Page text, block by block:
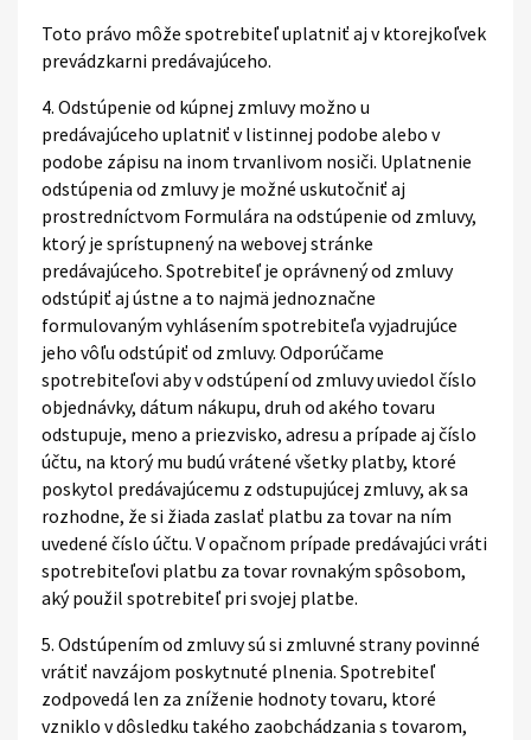
Toto právo môže spotrebiteľ uplatniť aj v ktorejkoľvek
prevádzkarni predávajúceho.
4. Odstúpenie od kúpnej zmluvy možno u
predávajúceho uplatniť v listinnej podobe alebo v
podobe zápisu na inom trvanlivom nosiči. Uplatnenie
odstúpenia od zmluvy je možné uskutočniť aj
prostredníctvom Formulára na odstúpenie od zmluvy,
ktorý je sprístupnený na webovej stránke
predávajúceho. Spotrebiteľ je oprávnený od zmluvy
odstúpiť aj ústne a to najmä jednoznačne
formulovaným vyhlásením spotrebiteľa vyjadrujúce
jeho vôľu odstúpiť od zmluvy. Odporúčame
spotrebiteľovi aby v odstúpení od zmluvy uviedol číslo
objednávky, dátum nákupu, druh od akého tovaru
odstupuje, meno a priezvisko, adresu a prípade aj číslo
účtu, na ktorý mu budú vrátené všetky platby, ktoré
poskytol predávajúcemu z odstupujúcej zmluvy, ak sa
rozhodne, že si žiada zaslať platbu za tovar na ním
uvedené číslo účtu. V opačnom prípade predávajúci vráti
spotrebiteľovi platbu za tovar rovnakým spôsobom,
aký použil spotrebiteľ pri svojej platbe.
5. Odstúpením od zmluvy sú si zmluvné strany povinné
vrátiť navzájom poskytnuté plnenia. Spotrebiteľ
zodpovedá len za zníženie hodnoty tovaru, ktoré
vzniklo v dôsledku takého zaobchádzania s tovarom,